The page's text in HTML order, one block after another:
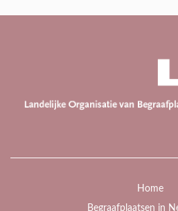
Home
Begraafplaatsen in